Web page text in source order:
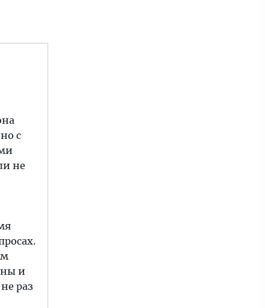
с
не
и
раз